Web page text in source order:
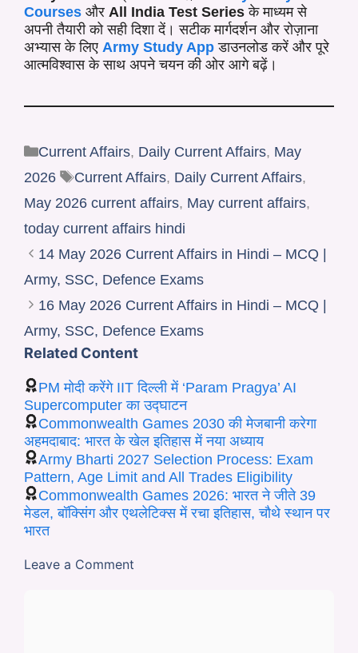
Courses और All India Test Series के माध्यम से
अपनी तैयारी को सही दिशा दें। सटीक मार्गदर्शन और रोज़ाना
अभ्यास के लिए Army Study App डाउनलोड करें और पूरे
आत्मविश्वास के साथ अपने चयन की ओर आगे बढ़ें।
Current Affairs, Daily Current Affairs, May
2026
Current Affairs, Daily Current Affairs,
May 2026 current affairs, May current affairs,
today current affairs hindi
14 May 2026 Current Affairs in Hindi – MCQ |
Army, SSC, Defence Exams
16 May 2026 Current Affairs in Hindi – MCQ |
Army, SSC, Defence Exams
Related Content
PM मोदी करेंगे IIT दिल्ली में ‘Param Pragya’ AI
Supercomputer का उद्घाटन
Commonwealth Games 2030 की मेजबानी करेगा
अहमदाबाद: भारत के खेल इतिहास में नया अध्याय
Army Bharti 2027 Selection Process: Exam
Pattern, Age Limit and All Trades Eligibility
Commonwealth Games 2026: भारत ने जीते 39
मेडल, बॉक्सिंग और एथलेटिक्स में रचा इतिहास, चौथे स्थान पर
भारत
Leave a Comment